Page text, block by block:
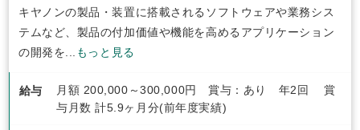
キヤノンの製品・装置に搭載されるソフトウェアや業務シス
テムなど、製品の付加価値や機能を高めるアプリケーション
の開発を... もっと見る
給与
月額 200,000～300,000円 賞与：あり 年2回 賞
与月数 計5.9ヶ月分(前年度実績)